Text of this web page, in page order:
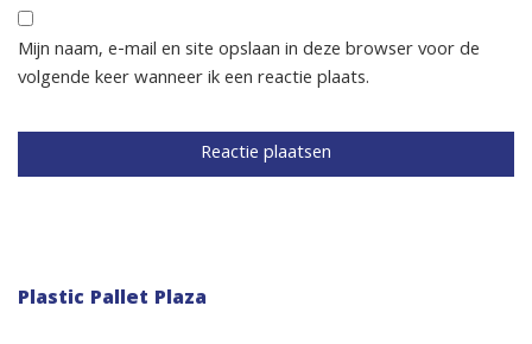
Mijn naam, e-mail en site opslaan in deze browser voor de
volgende keer wanneer ik een reactie plaats.
Plastic Pallet Plaza